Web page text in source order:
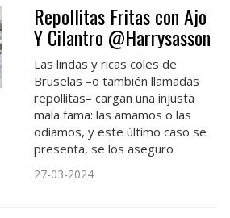
Repollitas Fritas con Ajo
Y Cilantro @Harrysasson
Las lindas y ricas coles de
Bruselas –o también llamadas
repollitas– cargan una injusta
mala fama: las amamos o las
odiamos, y este último caso se
presenta, se los aseguro
27-03-2024